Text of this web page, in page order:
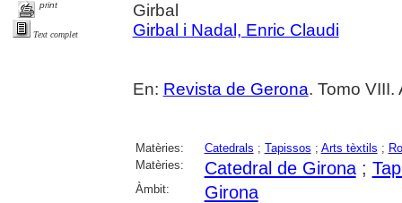
print
Text complet
Girbal
Girbal i Nadal, Enric Claudi
En: Revista de Gerona. Tomo
Matèries: Catedrals ; Tapissos ; Arts tèxtils ;
Matèries:
Catedral de Girona;
Àmbit: Girona